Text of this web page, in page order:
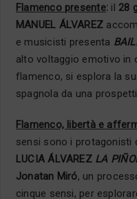
Flamenco presente: il 28
MANUEL ÁLVAREZ
e musicisti presenta
alto voltaggio emotivo in
flamenco, si esplora la
spagnola da una
Flamenco, libertà e
sensi sono i protagonisti
LUCIA ÁLVAREZ LA
Jonatan Miró, un
cinque sensi, per